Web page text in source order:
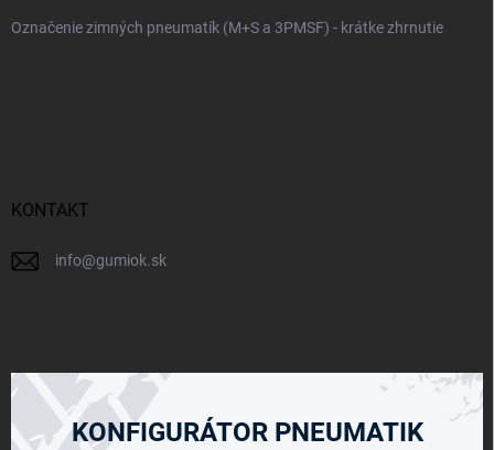
Označenie zimných pneumatík (M+S a 3PMSF) - krátke zhrnutie
KONTAKT
info@gumiok.sk
KONFIGURÁTOR PNEUMATIK